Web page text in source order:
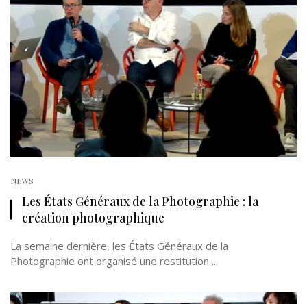
NEWS
Les États Généraux de la Photographie : la
création photographique
La semaine dernière, les États Généraux de la
Photographie ont organisé une restitution ...